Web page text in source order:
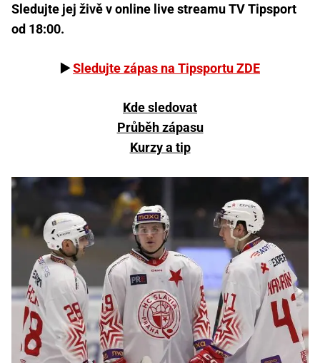
Sledujte jej živě v online live streamu TV Tipsport
od 18:00.
▶️Sledujte zápas na Tipsportu ZDE
Kde sledovat
Průběh zápasu
Kurzy a tip